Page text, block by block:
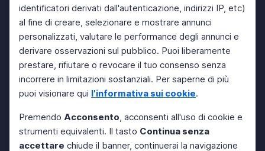
identificatori derivati dall'autenticazione, indirizzi IP, etc)
al fine di creare, selezionare e mostrare annunci
personalizzati, valutare le performance degli annunci e
derivare osservazioni sul pubblico. Puoi liberamente
prestare, rifiutare o revocare il tuo consenso senza
incorrere in limitazioni sostanziali. Per saperne di più
puoi visionare qui l'informativa sui cookie.
Premendo Acconsento, acconsenti all'uso di cookie e
strumenti equivalenti. Il tasto Continua senza
accettare chiude il banner, continuerai la navigazione